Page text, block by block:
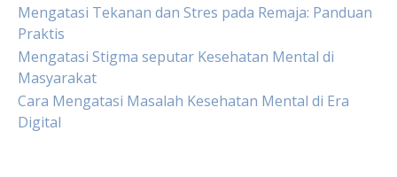
Mengatasi Tekanan dan Stres pada Remaja: Panduan
Praktis
Mengatasi Stigma seputar Kesehatan Mental di
Masyarakat
Cara Mengatasi Masalah Kesehatan Mental di Era
Digital